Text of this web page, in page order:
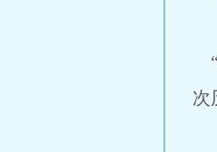
“
次